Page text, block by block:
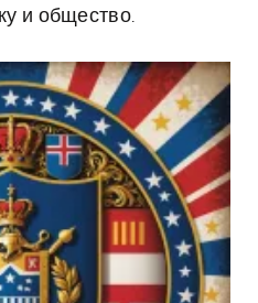
и общество.